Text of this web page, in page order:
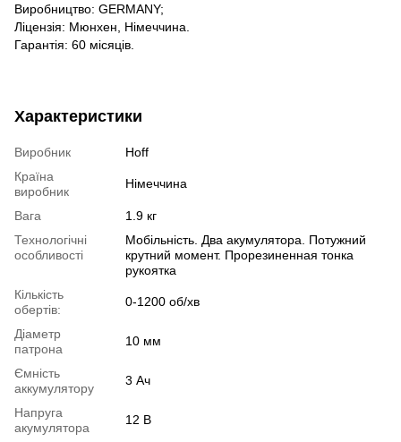
Виробництво: GERMANY;
Ліцензія: Мюнхен, Німеччина.
Гарантія: 60 місяців.
Характеристики
Виробник
Hoff
Країна
виробник
Німеччина
Вага
1.9 кг
Технологічні
особливості
Мобільність. Два акумулятора. Потужний
крутний момент. Прорезиненная тонка
рукоятка
Кількість
обертів:
0-1200 об/хв
Діаметр
патрона
10 мм
Ємність
аккумулятору
3 Ач
Напруга
акумулятора
12 В